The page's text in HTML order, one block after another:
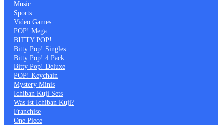
Music
Sports
Video Games
POP! Mega
BITTY POP!
Bitty Pop! Singles
Bitty Pop! 4 Pack
Bitty Pop! Deluxe
POP! Keychain
Mystery Minis
Ichiban Kuji Sets
Was ist Ichiban Kuji?
Franchise
One Piece